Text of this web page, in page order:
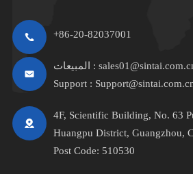
+86-20-82037001
المبيعات :
Support :
4F, Scientific Building, No. 63
Huangpu District, Guangzhou,
Post Code: 510530